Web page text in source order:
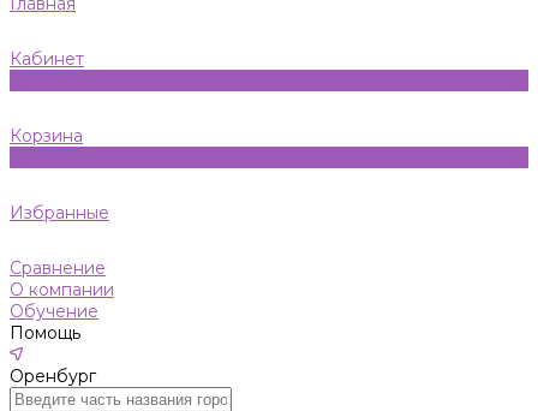
Кабинет
Корзина
Избранные
Сравнение
О компании
Обучение
Помощь
Оренбург